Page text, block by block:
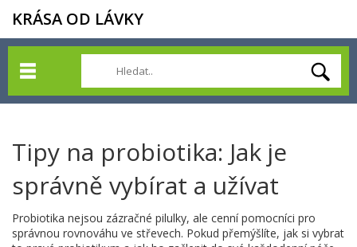
KRÁSA OD LÁVKY
Tipy na probiotika: Jak je
správně vybírat a užívat
Probiotika nejsou zázračné pilulky, ale cenní pomocníci pro
správnou rovnováhu ve střevech. Pokud přemýšlíte, jak si vybrat